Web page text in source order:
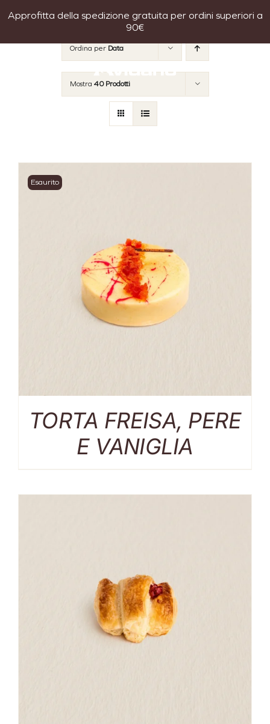
Approfitta della spedizione gratuita per ordini superiori a
90€
Ordina per Data
Mostra 40 Prodotti
Esaurito
TORTA FREISA, PERE
E VANIGLIA